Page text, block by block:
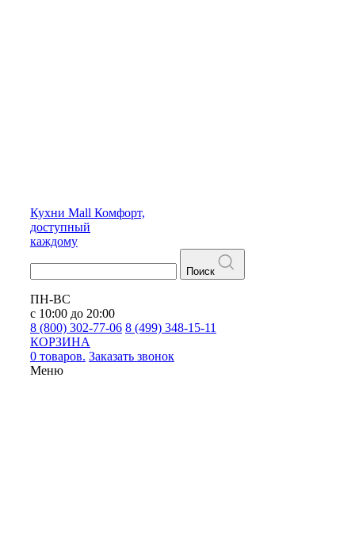
Кухни Mall Комфорт,
доступный
каждому
Поиск
ПН-ВС
с 10:00 до 20:00
8 (800) 302-77-06 8 (499) 348-15-11
КОРЗИНА
0 товаров. Заказать звонок
Меню